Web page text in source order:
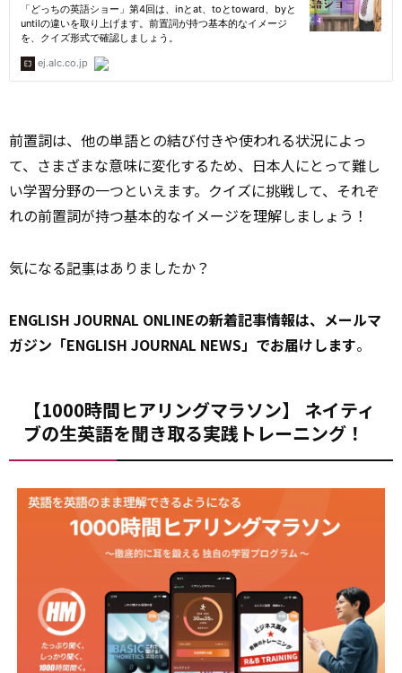
前置詞は、他の単語との結び付きや使われる状況によっ
て、さまざまな意味に変化するため、日本人にとって難し
い学習分野の一つといえます。クイズに挑戦して、それぞ
れの前置詞が持つ基本的なイメージを理解しましょう！
気になる記事はありましたか？
ENGLISH JOURNAL ONLINEの新着記事情報は、メールマ
ガジン「ENGLISH JOURNAL NEWS」でお届けします。
【1000時間ヒアリングマラソン】 ネイティ
ブの生英語を聞き取る実践トレーニング！